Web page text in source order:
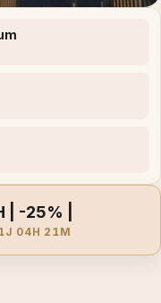
| -25% |
04H 21M